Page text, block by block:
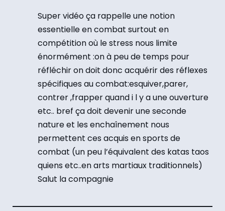
Super vidéo ça rappelle une notion
essentielle en combat surtout en
compétition où le stress nous limite
énormément :on à peu de temps pour
réfléchir on doit donc acquérir des réflexes
spécifiques au combat:esquiver,parer,
contrer ,frapper quand i l y a une ouverture
etc.. bref ça doit devenir une seconde
nature et les enchaînement nous
permettent ces acquis en sports de
combat (un peu l’équivalent des katas taos
quiens etc..en arts martiaux traditionnels)
Salut la compagnie